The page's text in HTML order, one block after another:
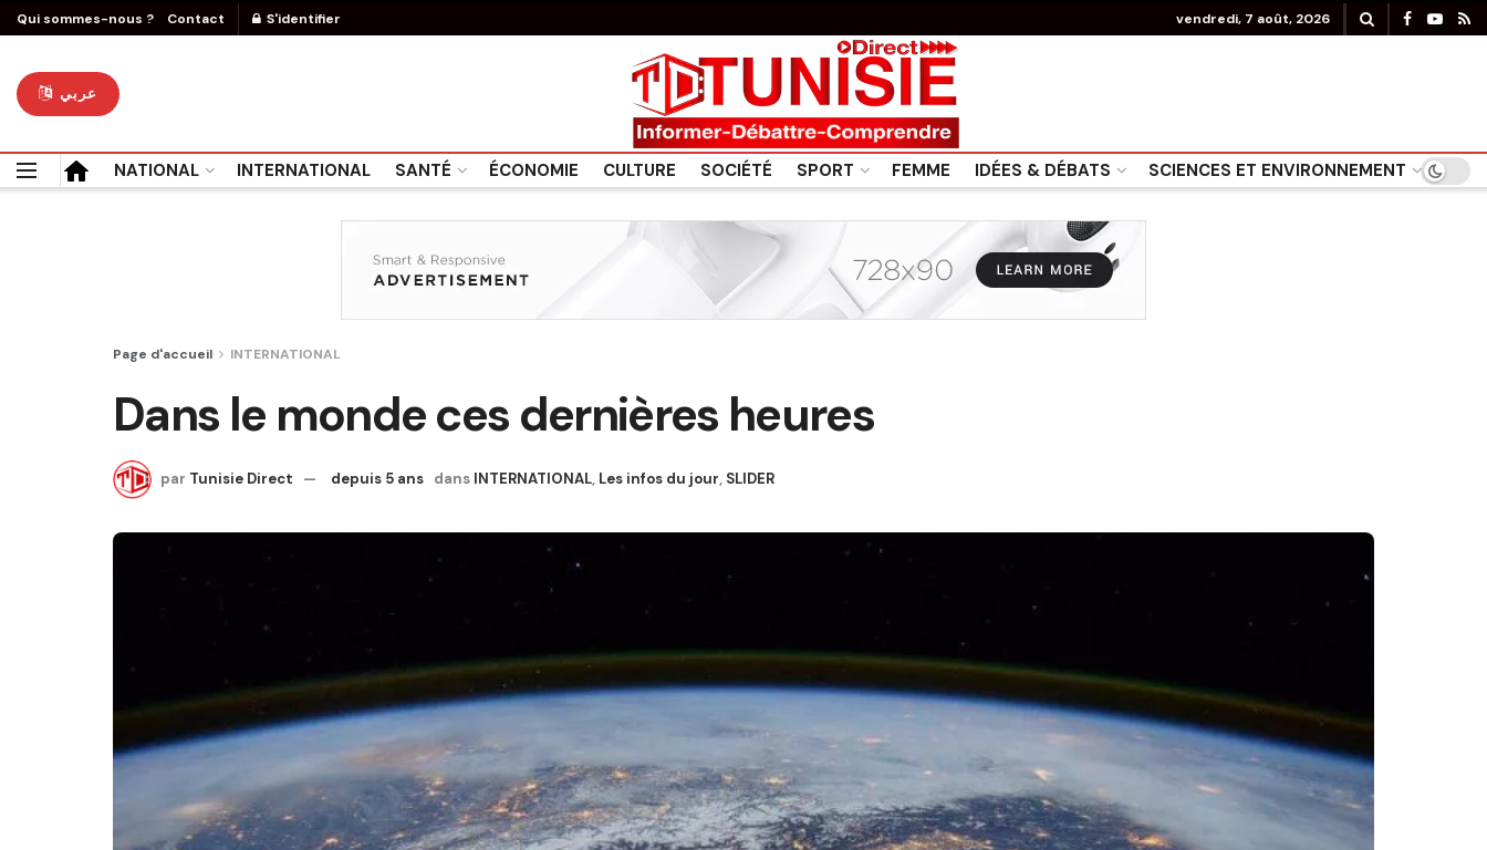
Qui sommes-nous ? Contact S'identifier vendredi, 7 août, 2026
عربي
NATIONAL INTERNATIONAL SANTÉ ÉCONOMIE CULTURE SOCIÉTÉ SPORT FEMME IDÉES & DÉBATS SCIENCES ET ENVIRONNEMENT
Page d'accueil INTERNATIONAL
Dans le monde ces dernières heures
par Tunisie Direct depuis 5 ans dans INTERNATIONAL, Les infos du jour, SLIDER